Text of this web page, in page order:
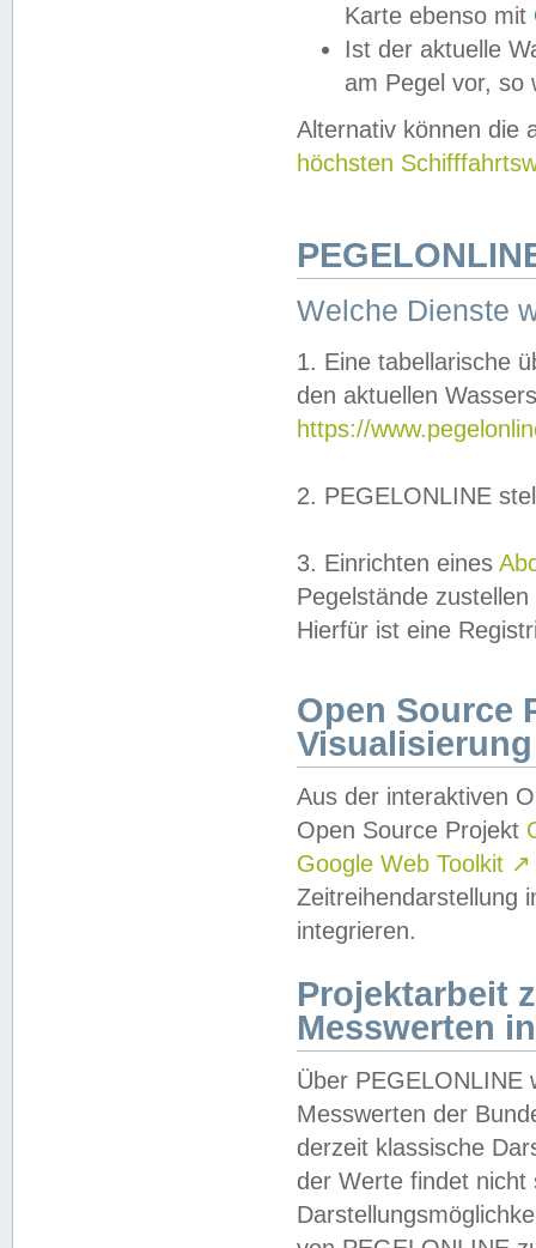
Karte ebenso mit
Ist der aktuelle
am Pegel vor,
Alternativ können die
höchsten
Welche Dienste
1. Eine tabellarische
den aktuellen
https://
2. PEGELONLINE
3. Einrichten eines
Pegelstände
Hierfür ist eine
Open Source
Visualisierung
Aus der interaktiven
Open Source Projekt
Google Web Toolkit ↗
Zeitreihendarstellung
integrieren.
Projektarbeit
Messwerten
Über PEGELONLINE
Messwerten der
derzeit klassische
der Werte findet